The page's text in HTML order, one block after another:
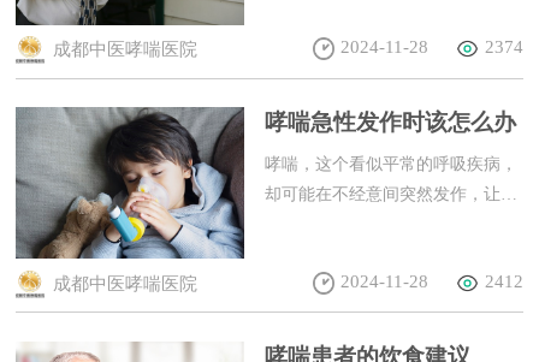
助他们更好地控制病情。那么，有
哪些运动是适合哮喘患者的呢？
成都中医哮喘医院 2024-11-28 2374
哮喘急性发作时该怎么办
哮喘，这个看似平常的呼吸疾病，
却可能在不经意间突然发作，让人
么，面对这种紧急情况，我们应该
如何应对呢？
成都中医哮喘医院 2024-11-28 2412
哮喘患者的饮食建议